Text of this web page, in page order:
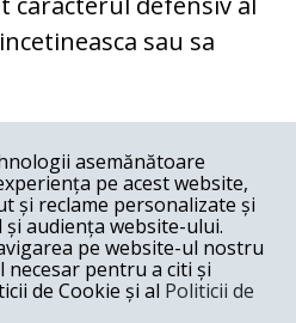
sau sa
asemănătoare
pe acest website,
și reclame personalizate și
audiența website-ului.
pe website-ul nostru
pentru a citi și
de Cookie și al Politicii de